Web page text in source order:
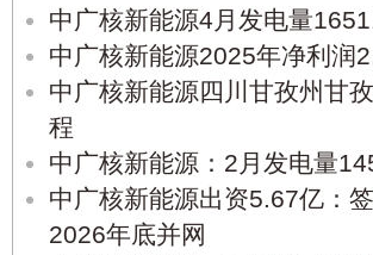
中广核新能源4月发电量
中广核新能源2025年净利润
中广核新能源四川甘孜州甘
程
中广核新能源：2月发电量
中广核新能源出资5.67亿：
2026年底并网